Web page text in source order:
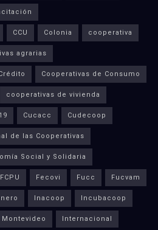
CCU Colonia cooperativa
agrarias
Cooperativas de Consumo
cooperativas de vivienda
Cucacc Cudecoop
de las Cooperativas
Social y Solidaria
FCPU Fecovi Fucc Fucvam
Inacoop Incubacoop
Internacional